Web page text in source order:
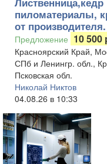
пиломатериалы,
от производителя.
Предложение 10 500
Красноярский Край,
СПб и Ленингр. обл.,
Псковская обл.
Николай Никтов
04.08.26 в 10:33